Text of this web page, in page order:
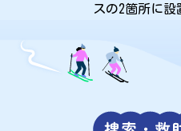
スの2箇所に設